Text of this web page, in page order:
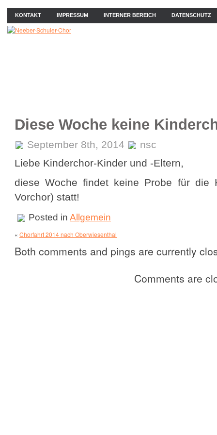
KONTAKT IMPRESSUM INTERNER BEREICH DATENSCHUTZ
Diese Woche keine
September 8th, 2014
nsc
Liebe Kinderchor-Kinder und -Eltern,
diese Woche findet keine Probe für die
Vorchor) statt!
Posted in Allgemein
« Chorfahrt 2014 nach Oberwiesenthal
Both comments and pings are currently
Comments are